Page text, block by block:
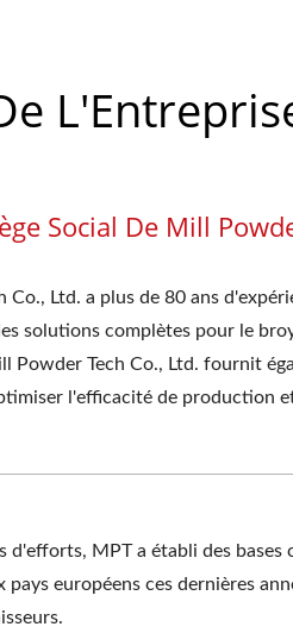
Social De Mill
Co., Ltd. a plus de 80 ans
solutions complètes pour le
Powder Tech Co., Ltd. fournit
l'efficacité de production
d'efforts, MPT a établi des
pays européens ces dernières